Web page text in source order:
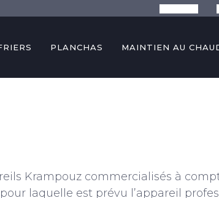
PLANCHAS MAINTIEN AU
Krampouz commercialisés à
laquelle est prévu l’appareil